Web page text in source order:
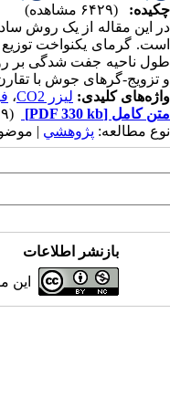
چکیده:
(۶۴۲۹ مشاهده)
در این مقاله از یک روش
است. گرمای یکنواخت توزیع
طول ناحیه جفت شدگی بر
و تزویج-گرهای جوش با
واژه‌های کلیدی: لیزر CO2 ،
متن کامل [PDF 330 kb]
(۱۷۶۹ دریافت)
نوع مطالعه: پژوهشي |
بازنشر اطلاعات
این